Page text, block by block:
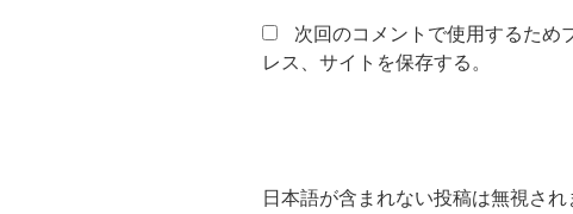
次回のコメントで使用するため
レス、サイトを保存する。
日本語が含まれない投稿は無視さ